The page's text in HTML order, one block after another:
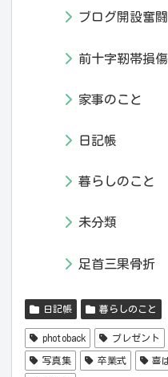
ブログ開設奮
前十字靭帯損傷
家事のこと
日記帳
暮らしのこと
未分類
足首三果骨折
日記帳 暮らしのこと
photoback プレゼント
写真集 卒業式 喜